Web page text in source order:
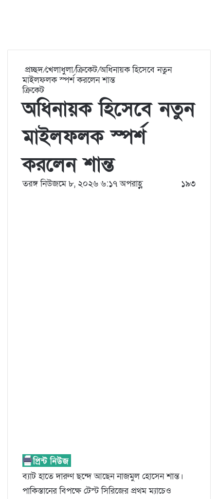
প্রচ্ছদ/খেলাধুলা/ক্রিকেট/অধিনায়ক হিসেবে নতুন
মাইলফলক স্পর্শ করলেন শান্ত
ক্রিকেট
অধিনায়ক হিসেবে নতুন
মাইলফলক স্পর্শ
করলেন শান্ত
তরঙ্গ নিউজমে ৮, ২০২৬ ৬:১৭ অপরাহ্ণ ১৯৩
ব্যাট হাতে দারুণ ছন্দে আছেন নাজমুল হোসেন শান্ত।
পাকিস্তানের বিপক্ষে টেস্ট সিরিজের প্রথম ম্যাচেও